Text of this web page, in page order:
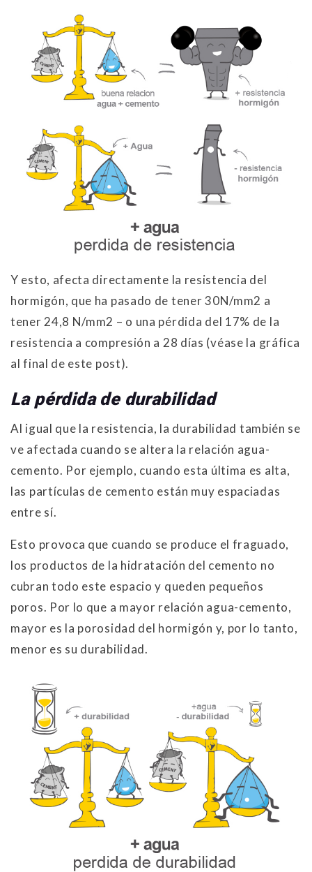
Y esto, afecta directamente la resistencia del
hormigón, que ha pasado de tener 30N/mm2 a
tener 24,8 N/mm2 – o una pérdida del 17% de la
resistencia a compresión a 28 días (véase la gráfica
al final de este post).
La pérdida de durabilidad
Al igual que la resistencia, la durabilidad también se
ve afectada cuando se altera la relación agua-
cemento. Por ejemplo, cuando esta última es alta,
las partículas de cemento están muy espaciadas
entre sí.
Esto provoca que cuando se produce el fraguado,
los productos de la hidratación del cemento no
cubran todo este espacio y queden pequeños
poros. Por lo que a mayor relación agua-cemento,
mayor es la porosidad del hormigón y, por lo tanto,
menor es su durabilidad.